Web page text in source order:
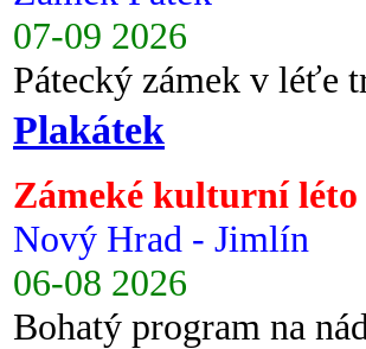
07-09 2026
Pátecký zámek v léťe
Plakátek
Zámeké kulturní léto
Nový Hrad - Jimlín
06-08 2026
Bohatý program na